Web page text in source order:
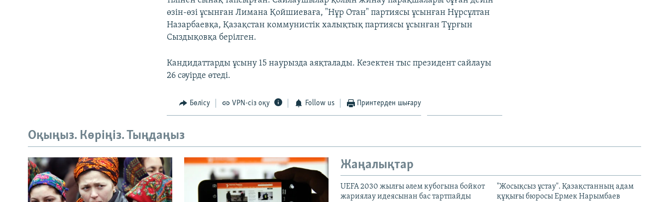
өзін-өзі ұсынған Лимана Қойшиеваға, "Нұр Отан" партиясы ұсынған Нұрсұлтан
Назарбаевқа, Қазақстан коммунистік халықтық партиясы ұсынған Тұрғын
Сыздықовқа берілген.
Кандидаттарды ұсыну 15 наурызда аяқталады. Кезектен тыс президент сайлауы
26 сәуірде өтеді.
Бөлісу VPN-сіз оқу Follow us Принтерден шығару
Оқыңыз. Көріңіз. Тыңдаңыз
Жаңалықтар
UEFA 2030 жылғы әлем кубогына бойкот
жариялау идеясынан бас тартпайды
"Жосықсыз ұстау". Қазақстанның адам
құқығы бюросы Ермек Нарымбаев